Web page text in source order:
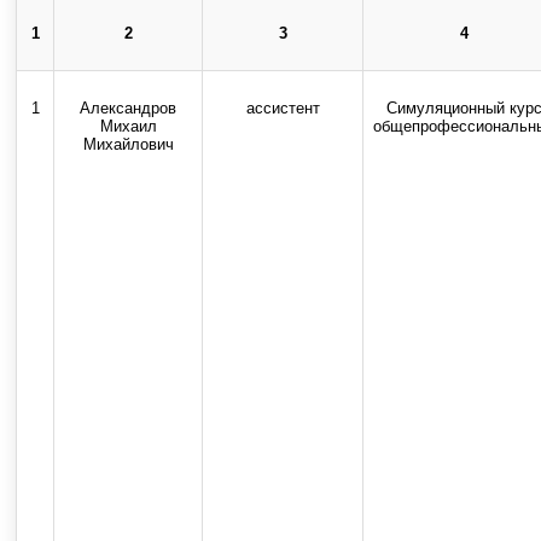
1 2 3 4
1
Александров
Михаил
Михайлович
ассистент
Симуляционный курс